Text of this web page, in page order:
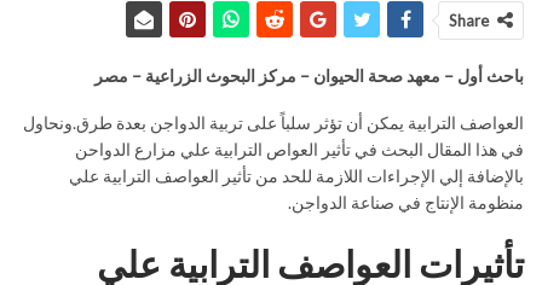
Share
باحث أول – معهد صحة الحيوان – مركز البحوث الزراعية – مصر
العواصف الترابية يمكن أن تؤثر سلباً على تربية الدواجن بعدة طرق.ونحاول
في هذا المقال البحث في تأثير العواص الترابية علي مزارع الدواحن
بالإضافة إلي الإجراءات اللازمة للحد من تأثير العواصف الترابية علي
منظومة الإنتاج في صناعة الدواجن.
تأثيرات العواصف الترابية علي